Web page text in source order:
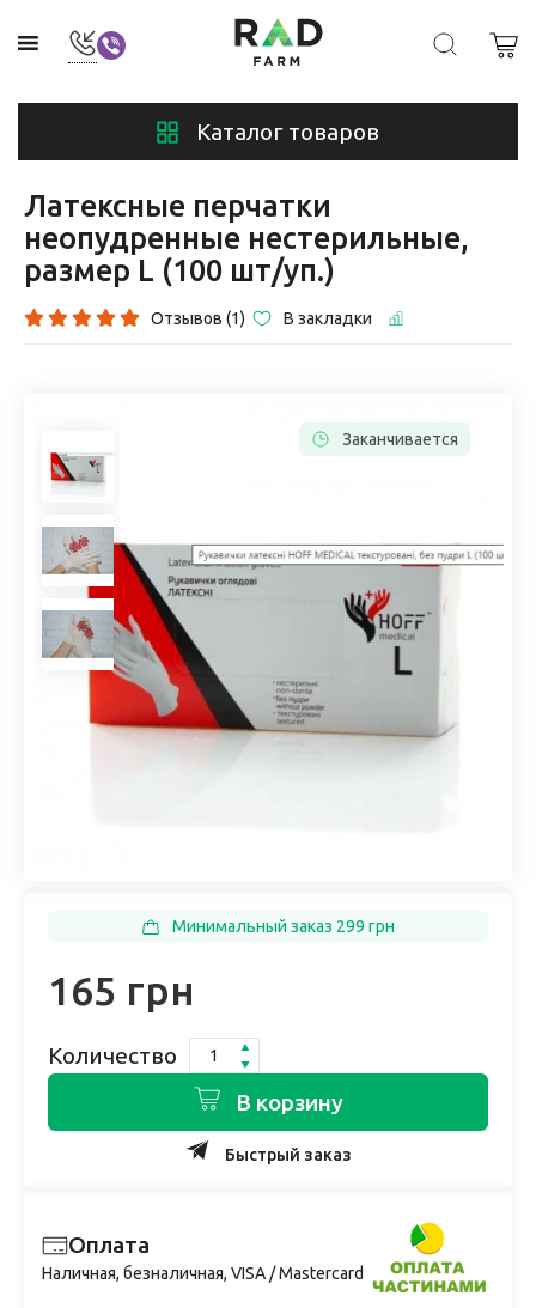
Каталог товаров
Латексные перчатки
неопудренные нестерильные,
размер L (100 шт/уп.)
Отзывов (1) В закладки
Заканчивается
Минимальный заказ 299 грн
165 грн
Количество
В корзину
Быстрый заказ
Оплата
Наличная, безналичная, VISA / Mastercard